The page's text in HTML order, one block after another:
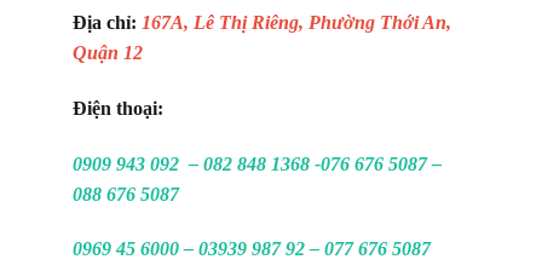
Địa chỉ: 167A, Lê Thị Riêng, Phường Thới An,
Quận 12
Điện thoại:
0909 943 092 – 082 848 1368 -076 676 5087 –
088 676 5087
0969 45 6000 – 03939 987 92 – 077 676 5087